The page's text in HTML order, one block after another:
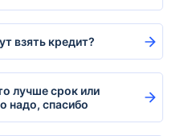
взять кредит?
лучше срок или
надо, спасибо